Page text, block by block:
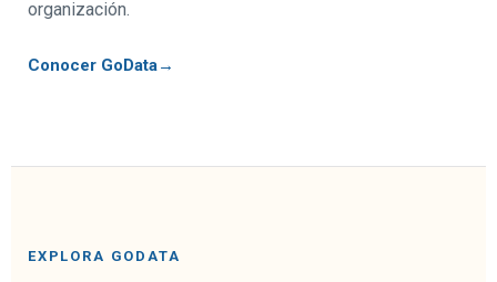
organización.
Conocer GoData→
EXPLORA GODATA